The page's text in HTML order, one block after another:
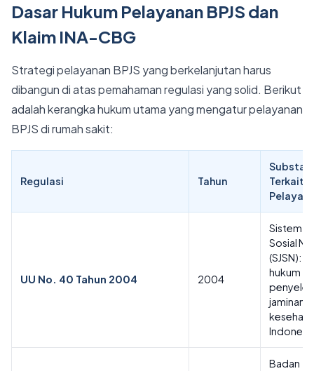
Dasar Hukum Pelayanan BPJS dan
Klaim INA-CBG
Strategi pelayanan BPJS yang berkelanjutan harus
dibangun di atas pemahaman regulasi yang solid. Berikut
adalah kerangka hukum utama yang mengatur pelayanan
BPJS di rumah sakit:
Regulasi Tahun
Terkait
UU No. 40 Tahun 2004 2004
Sistem
Sosial
(SJSN):
hukum
jaminan
Badan